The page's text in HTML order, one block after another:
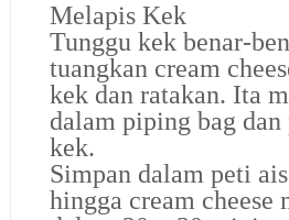
Melapis Kek
Tunggu kek benar-
tuangkan cream
kek dan ratakan. Ita
dalam piping bag dan
kek.
Simpan dalam peti
hingga cream cheese